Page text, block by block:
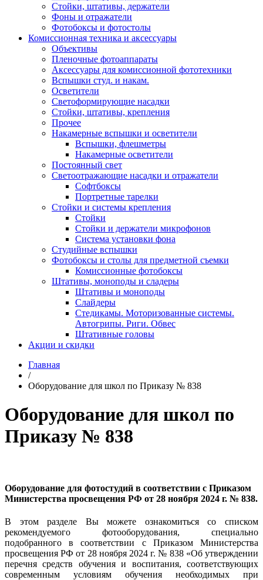
Стойки, штативы, держатели
Фоны и отражатели
Фотобоксы и фотостолы
Комиссионная техника и аксессуары
Объективы
Пленочные фотоаппараты
Аксессуары для комиссионной фототехники
Вспышки студ. и накам.
Осветители
Светоформирующие насадки
Стойки, штативы, крепления
Прочее
Накамерные вспышки и осветители
Вспышки, флешметры
Накамерные осветители
Постоянный свет
Светоотражающие насадки и отражатели
Софтбоксы
Портретные тарелки
Стойки и системы крепления
Стойки
Стойки и держатели микрофонов
Система установки фона
Студийные вспышки
Фотобоксы и столы для предметной съемки
Комиссионные фотобоксы
Штативы, моноподы и сладеры
Штативы и моноподы
Слайдеры
Стедикамы. Моторизованные системы.
Автогрипы. Риги. Обвес
Штативные головы
Акции и скидки
Главная
/
Оборудование для школ по Приказу № 838
Оборудование для школ по
Приказу № 838
Оборудование для фотостудий в соответствии с Приказом
Министерства просвещения РФ от 28 ноября 2024 г. № 838.
В этом разделе Вы можете ознакомиться со списком
рекомендуемого фотооборудования, специально
подобранного в соответствии с Приказом Министерства
просвещения РФ от 28 ноября 2024 г. № 838 «Об утверждении
перечня средств обучения и воспитания, соответствующих
современным условиям обучения необходимых при